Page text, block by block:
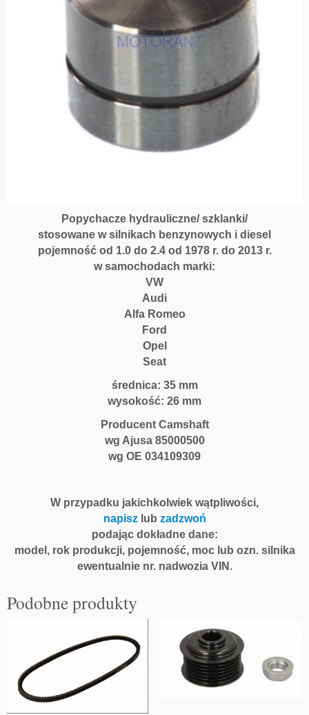
Popychacze hydrauliczne/ szklanki/
stosowane w silnikach benzynowych i diesel
pojemność od 1.0 do 2.4 od 1978 r. do 2013 r.
w samochodach marki:
VW
Audi
Alfa Romeo
Ford
Opel
Seat
średnica: 35 mm
wysokość: 26 mm
Producent Camshaft
wg Ajusa 85000500
wg OE 034109309
W przypadku jakichkolwiek wątpliwości,
napiszlub zadzwoń
podając dokładne dane:
model, rok produkcji, pojemność, moc lub ozn. silnika
ewentualnie nr. nadwozia VIN.
Podobne produkty